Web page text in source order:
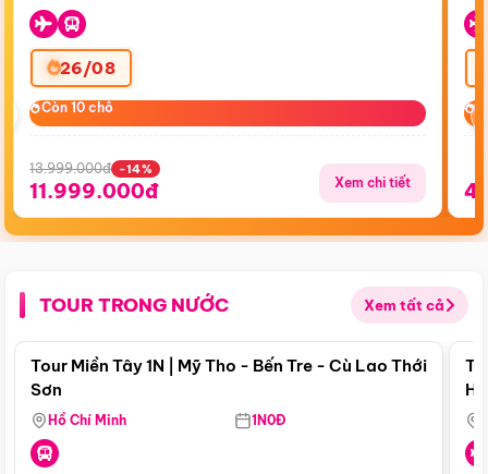
26/08
Còn 10 chỗ
Còn 10 chỗ
13.999.000đ -14%
11.999.000đ Xem chi tiết
TOUR TRONG NƯỚC Xem tất cả
Điểm nổi bật
Tour Miền Tây 1N | Mỹ Tho - Bến Tre - Cù Lao Thới
Sơn
Hồ Chí Minh 1N0Đ